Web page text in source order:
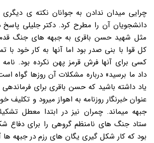
چرایی میدان ندادن به جوانان نکته ی دیگری
دانشجویان آن را مطرح کرد. دکتر جلیلی پاسخ
مثل شهید حسن باقری به جبهه های جنگ قدم
کل قوا با بنی صدر بود اما آنها به کار خود با
کسی برای آنها فرش قرمز پهن نکرده بود.
داد ما برسید» درباره مشکلات آن روزها گواه
یاد داشته باشید که حسن باقری برای فرماندهی
عنوان خبرنگار روزنامه به اهواز میرود و تکلیف
جبهه میماند. چمران نیز در ابتدا معطل
ستاد جنگ های نامنظم گروهی را برای دفاع
بود که کار شکل گیری یگان های رزم در جبهه ها